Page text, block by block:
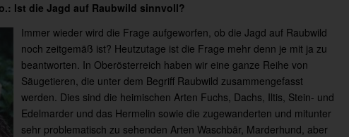
Ist die Jagd auf Raubwild sinnvoll?
Immer wieder wird die Frage aufgeworfen, ob die Jagd auf Raubwild
noch zeitgemäß ist? Heutzutage ist die Frage mehr denn je mit ja zu
beantworten. In Oberösterreich haben wir eine ganze Reihe von
Säugetieren, die unter dem Begriff Raubwild zusammengefasst
werden. Dies sind die heimischen Arten Fuchs, Dachs, Iltis, Stein- und
Edelmarder und das Hermelin sowie die zugewanderten und mitunter
sehr problematisch zu sehenden Arten Waschbär, Marderhund, aber